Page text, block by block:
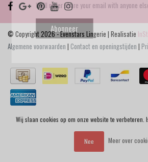
© Copyright 2026 - Evenstars Lingerie | Realisatie
Algemene voorwaarden | Contact en openingstijden |
We'll never share your email with anyone
Abonneer
Wij slaan cookies op om onze website te verbeteren.
Nee Meer over